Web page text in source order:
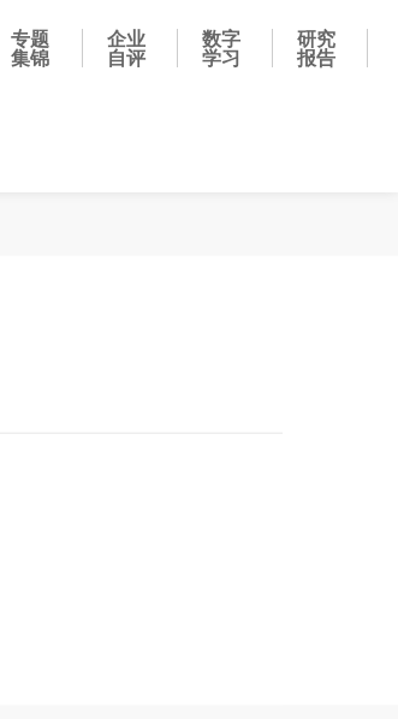
专题
集锦
企业
自评
数字
学习
研究
报告